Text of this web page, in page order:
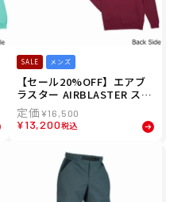
SALE メンズ
【セール20%OFF】エアブ
ラスター AIRBLASTER スノ
ボー スノボ スノーボード ウ
ェア スウェット パーカー O
FP HOODIE AB26MPRT-11
¥16,500
¥13,200税込